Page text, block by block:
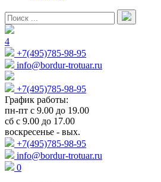
4
+7(495)785-98-95
info@bordur-trotuar.ru
+7(495)785-98-95
График работы:
пн-пт с 9.00 до 19.00
сб с 9.00 до 17.00
воскресенье - вых.
+7(495)785-98-95
info@bordur-trotuar.ru
0